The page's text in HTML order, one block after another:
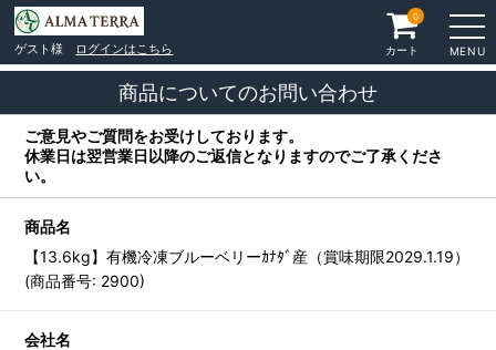
ゲスト様 ログインはこちら MENU
カート
0
商品についてのお問い合わせ
ご意見やご質問をお受けしております。
休業日は翌営業日以降のご返信となりますのでご了承くださ
い。
商品名
【13.6kg】有機冷凍ブルーベリーｶﾅﾀﾞ産（賞味期限2029.1.19）
(商品番号: 2900)
会社名